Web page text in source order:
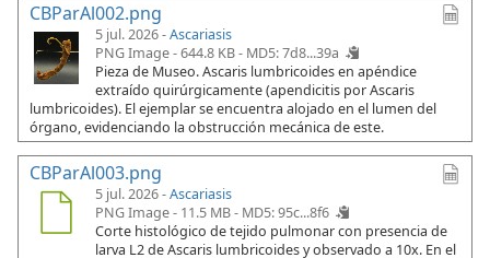
CBParAl002.png
5 jul. 2026 -Ascariasis
PNG Image - 644.8 KB - MD5: 7d8...39a
Pieza de Museo. Ascaris lumbricoides en apéndice
extraído quirúrgicamente (apendicitis por Ascaris
lumbricoides). El ejemplar se encuentra alojado en el lumen del
órgano, evidenciando la obstrucción mecánica de este.
CBParAl003.png
5 jul. 2026 -Ascariasis
PNG Image - 11.5 MB - MD5: 95c...8f6
Corte histológico de tejido pulmonar con presencia de
larva L2 de Ascaris lumbricoides y observado a 10x. En el